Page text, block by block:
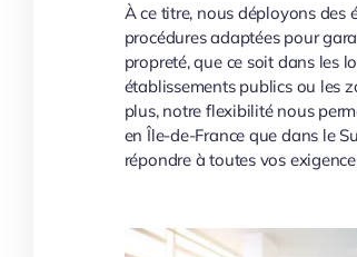
À ce titre, nous déployons des
procédures adaptées pour
propreté, que ce soit dans les
établissements publics ou les
plus, notre flexibilité nous
en Île-de-France que dans le
répondre à toutes vos